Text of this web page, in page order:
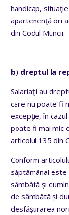
handicap,
apartenenţă ori
din Codul Muncii.
b) dreptul la
Salariaţii au
care nu poate fi
excepţie, în
poate fi mai mic
articolul 135 din
Conform
săptămânal
sâmbătă și
de sâmbătă și
desfășurarea